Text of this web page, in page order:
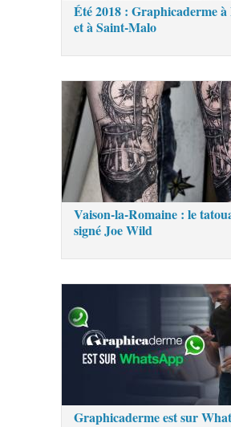
Été 2018 : Graphicaderme à
et à Saint-Malo
Vaison-la-Romaine : le
signé Joe Wild
Graphicaderme est sur